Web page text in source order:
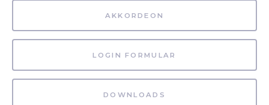
AKKORDEON
LOGIN FORMULAR
DOWNLOADS